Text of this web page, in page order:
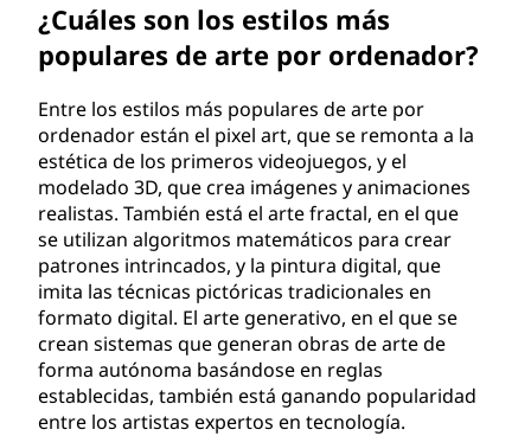
¿Cuáles son los estilos más
populares de arte por ordenador?
Entre los estilos más populares de arte por
ordenador están el pixel art, que se remonta a la
estética de los primeros videojuegos, y el
modelado 3D, que crea imágenes y animaciones
realistas. También está el arte fractal, en el que
se utilizan algoritmos matemáticos para crear
patrones intrincados, y la pintura digital, que
imita las técnicas pictóricas tradicionales en
formato digital. El arte generativo, en el que se
crean sistemas que generan obras de arte de
forma autónoma basándose en reglas
establecidas, también está ganando popularidad
entre los artistas expertos en tecnología.